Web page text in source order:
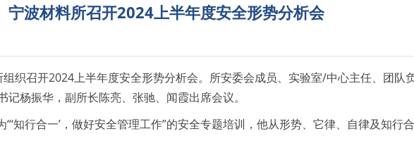
宁波材料所召开2024上半年度安全形势分析会
织召开2024上半年度安全形势分析会。所安委会成员、实验室/中心主任、团队
杨振华，副所长陈亮、张驰、闻霞出席会议。
知行合一’，做好安全管理工作”的安全专题培训，他从形势、它律、自律及知行